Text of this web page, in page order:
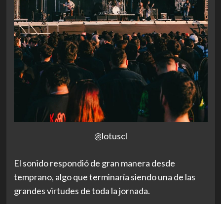
@lotuscl
El sonido respondió de gran manera desde
temprano, algo que terminaría siendo una de las
grandes virtudes de toda la jornada.